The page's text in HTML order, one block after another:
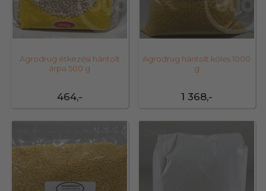
464,-
Agrodrug étkezési hántolt
árpa 500 g
1 368,-
Agrodrug hántolt köles 1000
g